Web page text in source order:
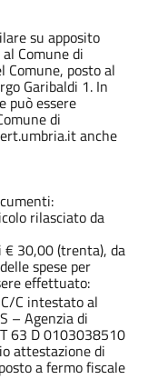
su apposito
Comune di
Comune, posto al
Garibaldi 1. In
può essere
di
anche
rilasciato da
€ 30,00 (trenta), da
spese per
effettuato:
C intestato al
– Agenzia di
63 D 0103038510
attestazione di
a fermo fiscale